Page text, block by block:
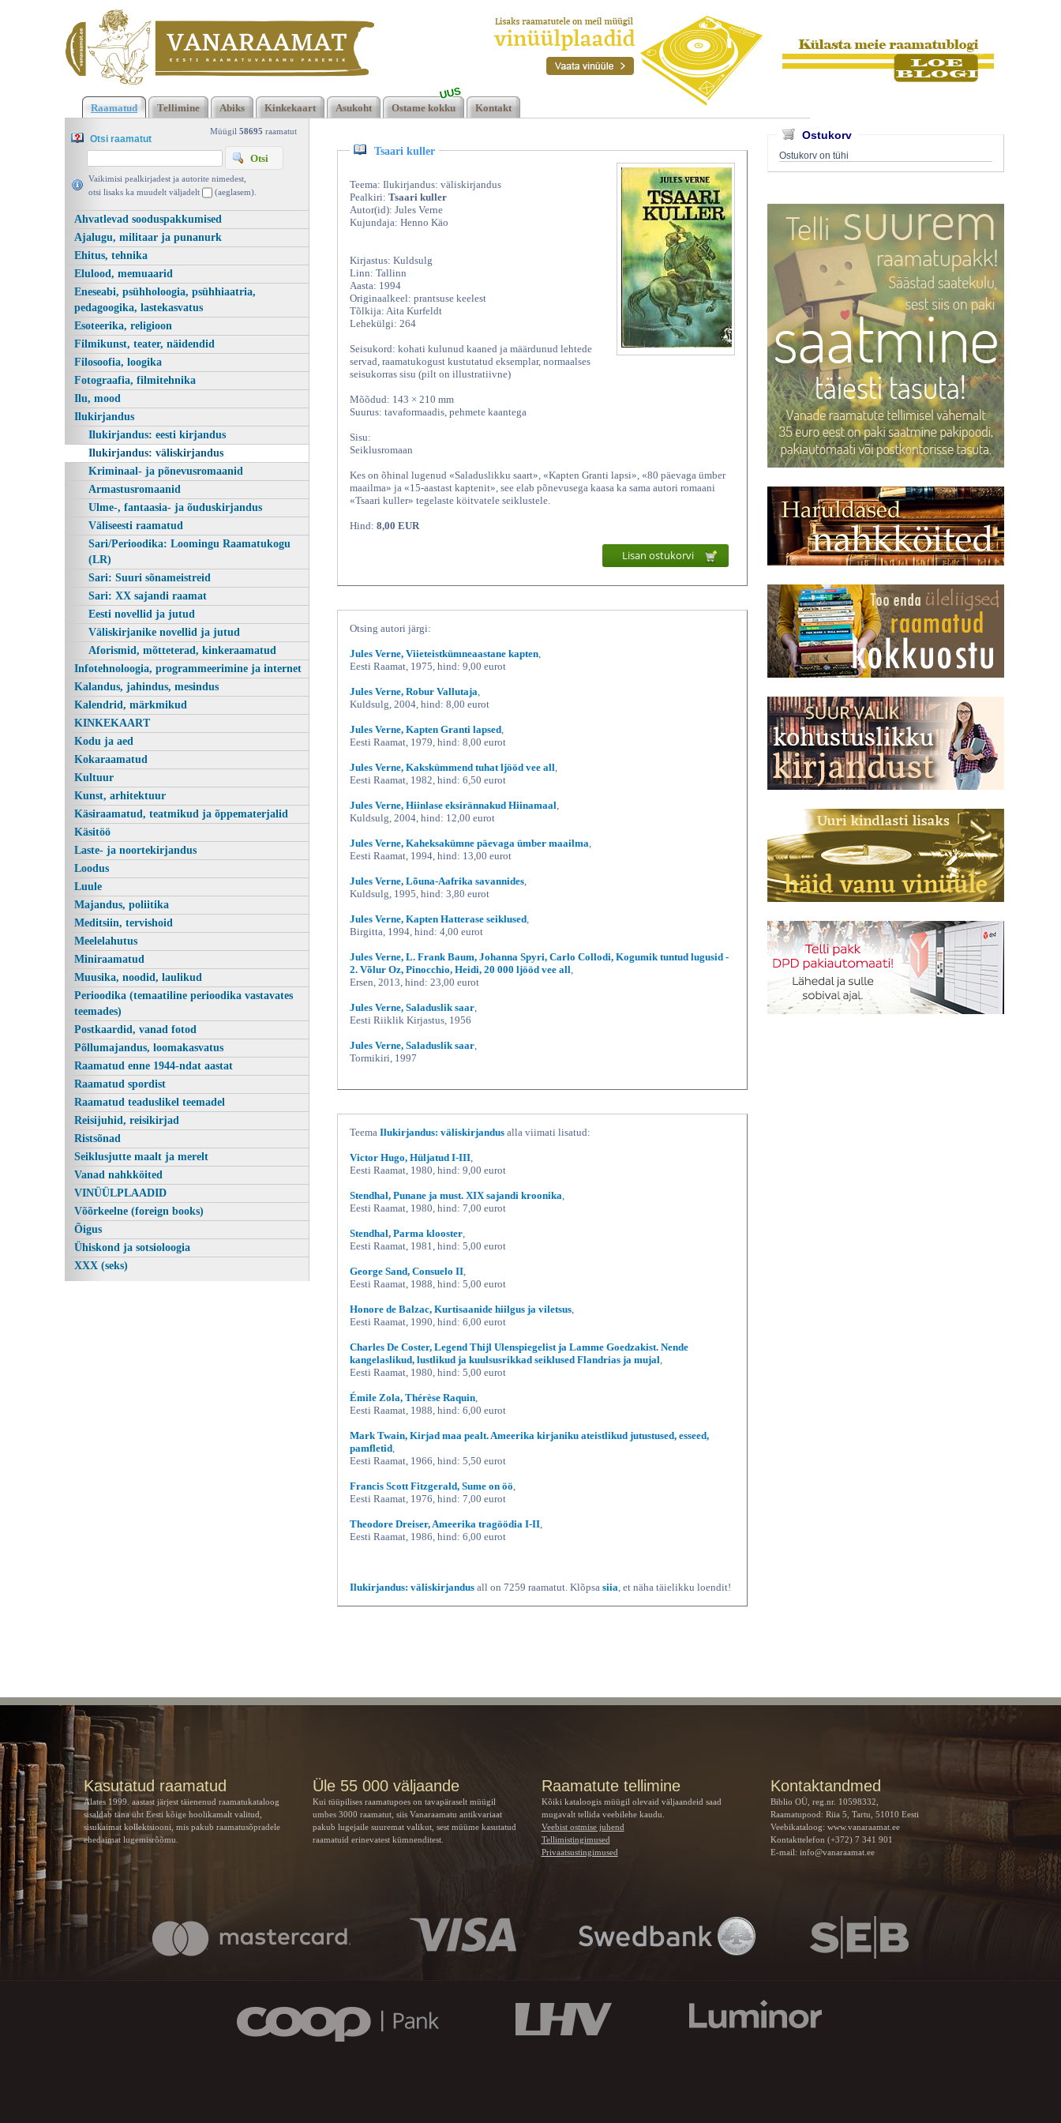
Tsaari kuller, Jules Verne,
Klõpsa siia , et näha täielikku loendit!Tsaari kuller, Jules Verne,
Kuldsulg 1994 | vanaraamat. ee
Raamatud Tellimine Abiks Kinkekaart Asukoht Ostame kokku
UUS
Kontakt
Müügil 58695 raamatut
Otsi raamatut
Vaikimisi pealkirjadest ja autorite nimedest,
otsi lisaks ka muudelt väljadelt
(aeglasem).
Ahvatlevad sooduspakkumised
Ajalugu, militaar ja punanurk
Ehitus, tehnika
Elulood, memuaarid
Eneseabi, psühholoogia, psühhiaatria,
pedagoogika, lastekasvatus
Esoteerika, religioon
Filmikunst, teater, näidendid
Filosoofia, loogika
Fotograafia, filmitehnika
Ilu, mood
Ilukirjandus
Ilukirjandus: eesti kirjandus
Ilukirjandus: väliskirjandus
Kriminaal- ja põnevusromaanid
Armastusromaanid
Ulme-, fantaasia- ja õuduskirjandus
Väliseesti raamatud
Sari/Perioodika: Loomingu Raamatukogu
(LR)
Sari: Suuri sõnameistreid
Sari: XX sajandi raamat
Eesti novellid ja jutud
Väliskirjanike novellid ja jutud
Aforismid, mõtteterad, kinkeraamatud
Infotehnoloogia, programmeerimine ja internet
Kalandus, jahindus, mesindus
Kalendrid, märkmikud
KINKEKAART
Kodu ja aed
Kokaraamatud
Kultuur
Kunst, arhitektuur
Käsiraamatud, teatmikud ja õppematerjalid
Käsitöö
Laste- ja noortekirjandus
Loodus
Luule
Majandus, poliitika
Meditsiin, tervishoid
Meelelahutus
Miniraamatud
Muusika, noodid, laulikud
Perioodika (temaatiline perioodika vastavates
teemades)
Postkaardid, vanad fotod
Põllumajandus, loomakasvatus
Raamatud enne 1944-ndat aastat
Raamatud spordist
Raamatud teaduslikel teemadel
Reisijuhid, reisikirjad
Ristsõnad
Seiklusjutte maalt ja merelt
Vanad nahkköited
VINÜÜLPLAADID
Võõrkeelne (foreign books)
Õigus
Ühiskond ja sotsioloogia
XXX (seks)
Ostukorv
Ostukorv on tühi
Tsaari kuller
Teema: Ilukirjandus: väliskirjandus
Pealkiri: Tsaari kuller
Autor(id): Jules Verne
Kujundaja: Henno Käo
Kirjastus: Kuldsulg
Linn: Tallinn
Aasta: 1994
Originaalkeel: prantsuse keelest
Tõlkija: Aita Kurfeldt
Lehekülgi: 264
Seisukord: kohati kulunud kaaned ja määrdunud lehtede
servad, raamatukogust kustutatud eksemplar, normaalses
seisukorras sisu (pilt on illustratiivne)
Mõõdud: 143 × 210 mm
Suurus: tavaformaadis, pehmete kaantega
Sisu:
Seiklusromaan
Kes on õhinal lugenud «Saladuslikku saart», «Kapten Granti lapsi», «80 päevaga ümber
maailma» ja «15-aastast kaptenit», see elab põnevusega kaasa ka sama autori romaani
«Tsaari kuller» tegelaste köitvatele seiklustele.
Hind: 8,00 EUR
Lisan ostukorvi
Otsing autori järgi:
Jules Verne, Viieteistkümneaastane kapten
Eesti Raamat, 1975, hind: 9,00 eurot
Jules Verne, Robur Vallutaja
Kuldsulg, 2004, hind: 8,00 eurot
Jules Verne, Kapten Granti lapsed
Eesti Raamat, 1979, hind: 8,00 eurot
Jules Verne, Kakskümmend tuhat ljööd vee all
Eesti Raamat, 1982, hind: 6,50 eurot
Jules Verne, Hiinlase eksirännakud Hiinamaal
Kuldsulg, 2004, hind: 12,00 eurot
Jules Verne, Kaheksakümne päevaga ümber maailma
Eesti Raamat, 1994, hind: 13,00 eurot
Jules Verne, Lõuna-Aafrika savannides
Kuldsulg, 1995, hind: 3,80 eurot
Jules Verne, Kapten Hatterase seiklused
Birgitta, 1994, hind: 4,00 eurot
Jules Verne, L. Frank Baum, Johanna Spyri, Carlo Collodi, Kogumik tuntud lugusid -
2. Võlur Oz, Pinocchio, Heidi, 20 000 ljööd vee all
Ersen, 2013, hind: 23,00 eurot
Jules Verne, Saladuslik saar
Eesti Riiklik Kirjastus, 1956
Jules Verne, Saladuslik saar
Tormikiri, 1997
Teema Ilukirjandus: väliskirjandus alla viimati lisatud:
Victor Hugo, Hüljatud I-III
Eesti Raamat, 1980, hind: 9,00 eurot
Stendhal, Punane ja must. XIX sajandi kroonika
Eesti Raamat, 1980, hind: 7,00 eurot
Stendhal, Parma klooster
Eesti Raamat, 1981, hind: 5,00 eurot
George Sand, Consuelo II
Eesti Raamat, 1988, hind: 5,00 eurot
Honore de Balzac, Kurtisaanide hiilgus ja viletsus
Eesti Raamat, 1990, hind: 6,00 eurot
Charles De Coster, Legend Thijl Ulenspiegelist ja Lamme Goedzakist. Nende
kangelaslikud, lustlikud ja kuulsusrikkad seiklused Flandrias ja mujal
Eesti Raamat, 1980, hind: 5,00 eurot
Émile Zola, Thérèse Raquin
Eesti Raamat, 1988, hind: 6,00 eurot
Mark Twain, Kirjad maa pealt. Ameerika kirjaniku ateistlikud jutustused, esseed,
pamfletid
Eesti Raamat, 1966, hind: 5,50 eurot
Francis Scott Fitzgerald, Sume on öö
Eesti Raamat, 1976, hind: 7,00 eurot
Theodore Dreiser, Ameerika tragöödia I-II
Eesti Raamat, 1986, hind: 6,00 eurot
Ilukirjandus: väliskirjandus all on 7259 raamatut. Klõpsa siia , et näha täielikku loendit!
Kasutatud raamatud
Alates 1999. aastast järjest täienenud raamatukataloog
sisaldab täna üht Eesti kõige hoolikamalt valitud,
sisukaimat kollektsiooni, mis pakub raamatusõpradele
ehedaimat lugemisrõõmu.
Üle 55 000 väljaande
Kui tüüpilises raamatupoes on tavapäraselt müügil
umbes 3000 raamatut, siis Vanaraamatu antikvariaat
pakub lugejaile suuremat valikut, sest müüme kasutatud
raamatuid erinevatest kümnenditest.
Raamatute tellimine
Kõiki kataloogis müügil olevaid väljaandeid saad
mugavalt tellida veebilehe kaudu.
Veebist ostmise juhend
Tellimistingimused
Privaatsustingimused
Kontaktandmed
Biblio OÜ, reg.nr. 10598332,
Raamatupood: Riia 5, Tartu, 51010 Eesti
Veebikataloog: www.vanaraamat.ee
Kontakttelefon (+372) 7 341 901
E-mail: info@vanaraamat.ee